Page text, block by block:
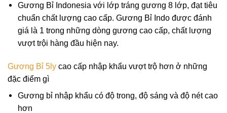
Gương Bỉ Indonesia với lớp tráng gương 8 lớp, đạt tiêu
chuẩn chất lượng cao cấp. Gương Bỉ Indo được đánh
giá là 1 trong những dòng gương cao cấp, chất lượng
vượt trội hàng đầu hiện nay.
Gương Bỉ 5ly cao cấp nhập khẩu vượt trộ hơn ở những
đặc điểm gì
Gương bỉ nhập khẩu có độ trong, độ sáng và độ nét cao
hơn